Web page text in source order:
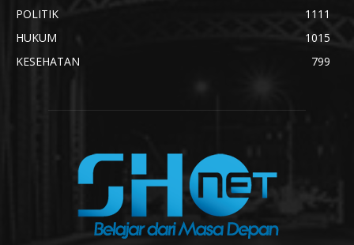
POLITIK
1111
HUKUM
1015
KESEHATAN
799